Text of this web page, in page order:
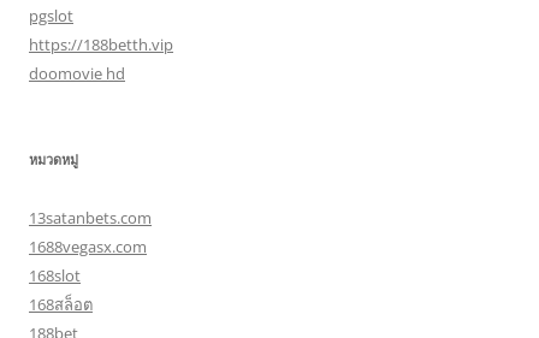
pgslot
https://188betth.vip
doomovie hd
หมวดหมู่
13satanbets.com
1688vegasx.com
168slot
168สล็อต
188bet